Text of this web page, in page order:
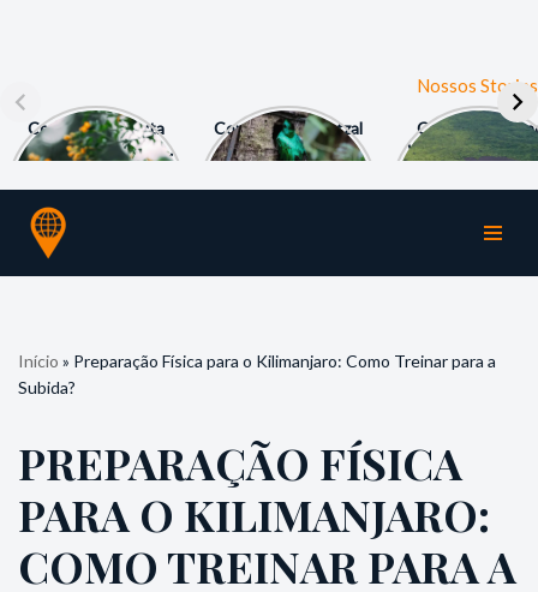
Nossos Stories
Como fazer a Ruta
de las Flores em El
Como ver o Quetzal
em Monteverde?
Como deslizar
Vulcão Cerro
Pular
para
Início » Preparação Física para o Kilimanjaro: Como Treinar para a
Subida?
PREPARAÇÃO FÍSICA
PARA O KILIMANJARO:
COMO TREINAR PARA A